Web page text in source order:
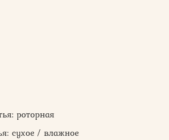
роторная
сухое / влажное